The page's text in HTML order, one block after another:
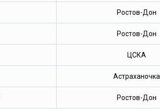
Ростов-Дон
Ростов-Дон
ЦСКА
Астраханочка
Ростов-Дон